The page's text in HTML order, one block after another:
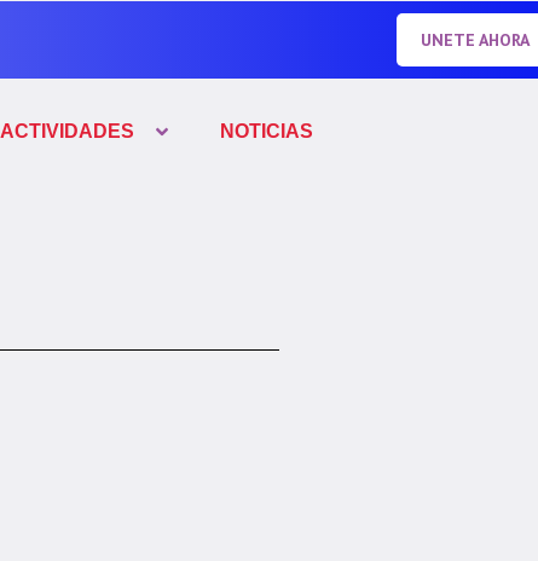
UNETE AHORA
ACTIVIDADES NOTICIAS